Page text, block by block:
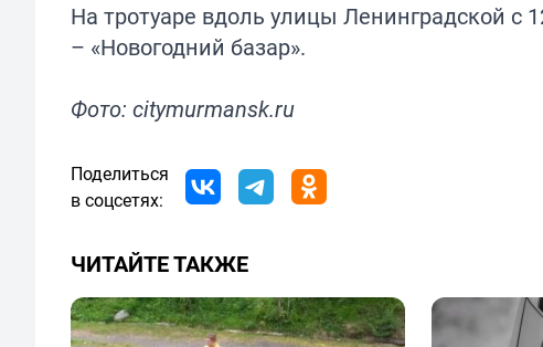
На тротуаре вдоль улицы Ленинградской с
– «Новогодний базар».
Фото: citymurmansk.ru
Поделиться
в соцсетях:
ЧИТАЙТЕ ТАКЖЕ